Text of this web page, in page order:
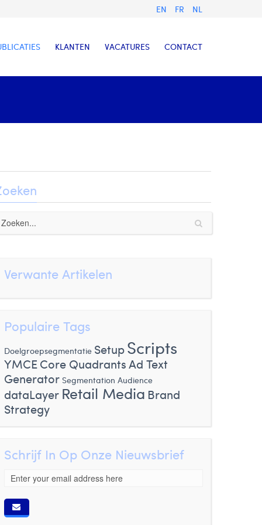
EN FR NL
KLANTEN VACATURES CONTACT
Verwante Artikelen
Populaire Tags
Doelgroepsegmentatie SetupScripts
YMCECore QuadrantsAd Text
Generator Segmentation Audience
dataLayer Retail Media Brand
Strategy
Schrijf In Op Onze Nieuwsbrief